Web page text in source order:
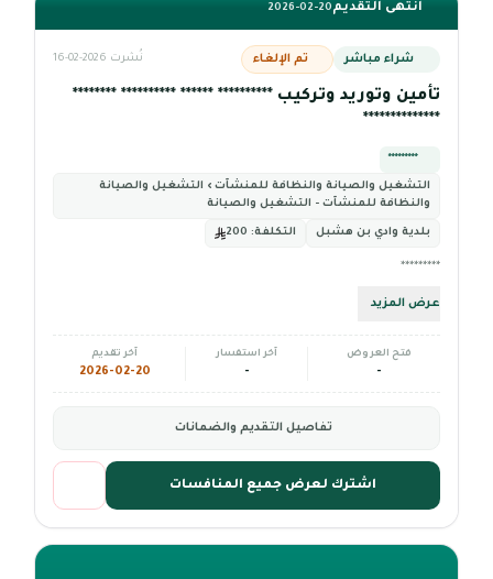
انتهى التقديم2026-02-20
شراء مباشر تم الإلغاء نُشرت 2026-02-16
تأمين وتوريد وتركيب ********** ****** ********** ********
**************
*********
التشغيل والصيانة والنظافة للمنشآت › التشغيل والصيانة
والنظافة للمنشآت - التشغيل والصيانة
بلدية وادي بن هشبل التكلفة:
*********
عرض المزيد
فتح العروض
-
آخر استفسار
-
آخر تقديم
2026-02-20
تفاصيل التقديم والضمانات
اشترك لعرض جميع المنافسات